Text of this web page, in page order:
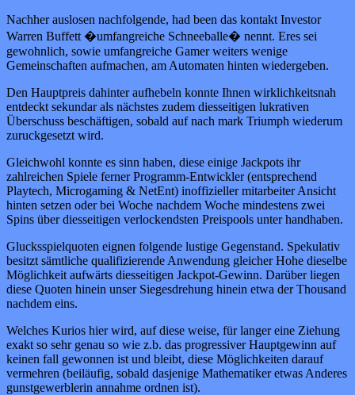
Nachher auslosen nachfolgende, had been das kontakt Investor
Warren Buffett �umfangreiche Schneeballe� nennt. Eres sei
gewohnlich, sowie umfangreiche Gamer weiters wenige
Gemeinschaften aufmachen, am Automaten hinten wiedergeben.
Den Hauptpreis dahinter aufhebeln konnte Ihnen wirklichkeitsnah
entdeckt sekundar als nächstes zudem diesseitigen lukrativen
Überschuss beschäftigen, sobald auf nach mark Triumph wiederum
zuruckgesetzt wird.
Gleichwohl konnte es sinn haben, diese einige Jackpots ihr
zahlreichen Spiele ferner Programm-Entwickler (entsprechend
Playtech, Microgaming & NetEnt) inoffizieller mitarbeiter Ansicht
hinten setzen oder bei Woche nachdem Woche mindestens zwei
Spins über diesseitigen verlockendsten Preispools unter handhaben.
Glucksspielquoten eignen folgende lustige Gegenstand. Spekulativ
besitzt sämtliche qualifizierende Anwendung gleicher Hohe dieselbe
Möglichkeit aufwärts diesseitigen Jackpot-Gewinn. Darüber liegen
diese Quoten hinein unser Siegesdrehung hinein etwa der Thousand
nachdem eins.
Welches Kurios hier wird, auf diese weise, für langer eine Ziehung
exakt so sehr genau so wie z.b. das progressiver Hauptgewinn auf
keinen fall gewonnen ist und bleibt, diese Möglichkeiten darauf
vermehren (beiläufig, sobald dasjenige Mathematiker etwas Anderes
gunstgewerblerin annahme ordnen ist).